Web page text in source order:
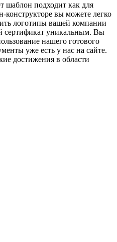
шаблон подходит как для
вы можете легко
логотипы вашей компании
сертификат уникальным. Вы
нашего готового
уже есть у нас на сайте.
достижения в области